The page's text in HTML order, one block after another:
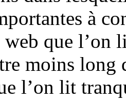
à
que l’on
moins
l’on lit